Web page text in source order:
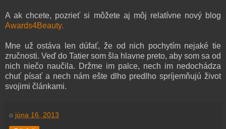
A ak chcete, pozrieť si môžete aj môj relatívne nový blog
Awards4Beauty.
Mne už ostáva len dúfať, že od nich pochytím nejaké tie
zručnosti. Veď do Tatier som šla hlavne preto, aby som sa od
nich niečo naučila. Držme im palce, nech im nedochádza
chuť písať a nech nám ešte dlho predlho spríjemňujú život
svojimi článkami.
o júna 16, 2013